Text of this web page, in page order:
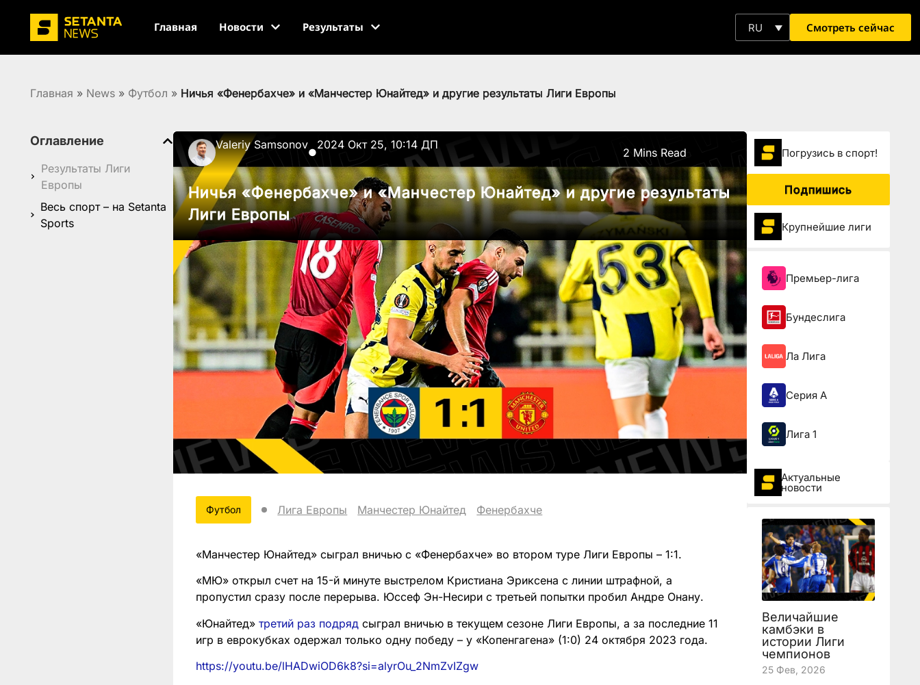
Главная Новости Результаты RU Смотреть сейчас
Главная » News » Футбол » Ничья «Фенербахче» и «Манчестер Юнайтед» и другие результаты Лиги Европы
Оглавление
Результаты Лиги
Европы
Весь спорт – на Setanta
Sports
Valeriy Samsonov
●
2024 Окт 25, 10:14 ДП
2 Mins Read
Ничья «Фенербахче» и «Манчестер Юнайтед» и другие результаты
Лиги Европы
Футбол Лига Европы Манчестер Юнайтед Фенербахче
«Манчестер Юнайтед» сыграл вничью с «Фенербахче» во втором туре Лиги Европы – 1:1.
«МЮ» открыл счет на 15-й минуте выстрелом Кристиана Эриксена с линии штрафной, а
пропустил сразу после перерыва. Юссеф Эн-Несири с третьей попытки пробил Андре Онану.
«Юнайтед»третий раз подряд сыграл вничью в текущем сезоне Лиги Европы, а за последние 11
игр в еврокубках одержал только одну победу – у «Копенгагена» (1:0) 24 октября 2023 года.
https://youtu.be/lHADwiOD6k8?si=alyrOu_2NmZvIZgw
Погрузиcь в спорт!
Подпишись
Крупнейшие лиги
Премьер-лига
Бундеслига
Ла Лига
Серия А
Лига 1
Актуальные
новости
Величайшие
камбэки в
истории Лиги
чемпионов
25 Фев, 2026